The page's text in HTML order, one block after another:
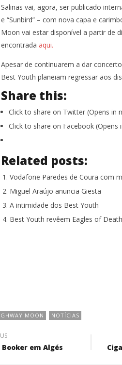
Salinas vai, agora, ser publicado
e “Sunbird” – com nova capa e
Moon vai estar disponível a partir de
encontrada aqui.
Apesar de continuarem a dar
Best Youth planeiam regressar aos
Share this:
Click to share on Twitter (Opens in
Click to share on Facebook (Opens
Related posts:
Vodafone Paredes de Coura com
Miguel Araújo anuncia Giesta
A intimidade dos Best Youth
Best Youth revêem Eagles of
MOON NOTÍCIAS
em Algés